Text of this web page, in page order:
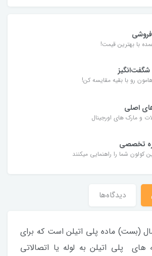
با بهترین قیمت!
رو با بقیه مقایسه کن!
اصلی
و مارک های اورجینال
تخصصی
کولون شما را راهنمایی میکنند
دیدگاه‌ها
(بست) ماده پلی اتیلن است که برای
های پلی اتیلن به لوله یا اتصالاتی